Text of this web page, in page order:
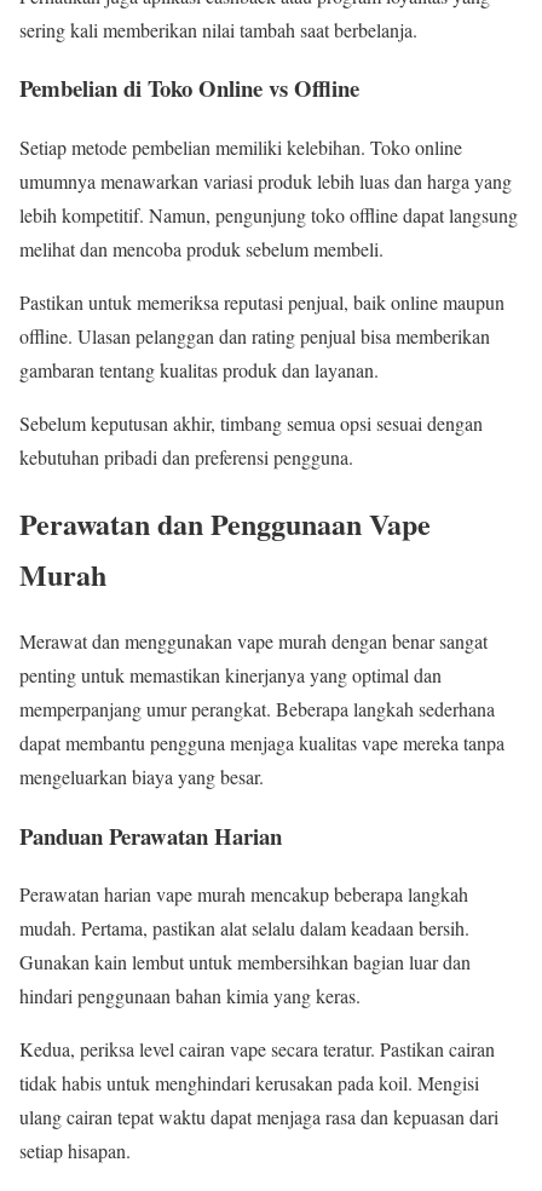
sering kali memberikan nilai tambah saat berbelanja.
Pembelian di Toko Online vs Offline
Setiap metode pembelian memiliki kelebihan. Toko online
umumnya menawarkan variasi produk lebih luas dan harga yang
lebih kompetitif. Namun, pengunjung toko offline dapat langsung
melihat dan mencoba produk sebelum membeli.
Pastikan untuk memeriksa reputasi penjual, baik online maupun
offline. Ulasan pelanggan dan rating penjual bisa memberikan
gambaran tentang kualitas produk dan layanan.
Sebelum keputusan akhir, timbang semua opsi sesuai dengan
kebutuhan pribadi dan preferensi pengguna.
Perawatan dan Penggunaan Vape
Murah
Merawat dan menggunakan vape murah dengan benar sangat
penting untuk memastikan kinerjanya yang optimal dan
memperpanjang umur perangkat. Beberapa langkah sederhana
dapat membantu pengguna menjaga kualitas vape mereka tanpa
mengeluarkan biaya yang besar.
Panduan Perawatan Harian
Perawatan harian vape murah mencakup beberapa langkah
mudah. Pertama, pastikan alat selalu dalam keadaan bersih.
Gunakan kain lembut untuk membersihkan bagian luar dan
hindari penggunaan bahan kimia yang keras.
Kedua, periksa level cairan vape secara teratur. Pastikan cairan
tidak habis untuk menghindari kerusakan pada koil. Mengisi
ulang cairan tepat waktu dapat menjaga rasa dan kepuasan dari
setiap hisapan.